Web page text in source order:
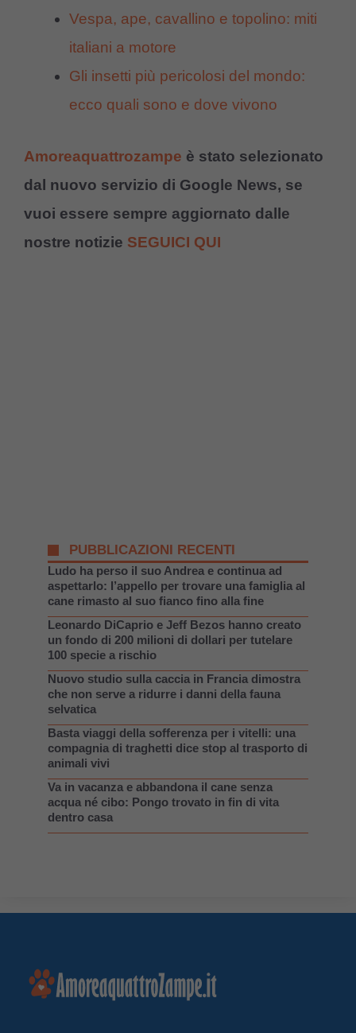
Vespa, ape, cavallino e topolino: miti
italiani a motore
Gli insetti più pericolosi del mondo:
ecco quali sono e dove vivono
Amoreaquattrozampe è stato selezionato
dal nuovo servizio di Google News, se
vuoi essere sempre aggiornato dalle
nostre notizie SEGUICI QUI
PUBBLICAZIONI RECENTI
Ludo ha perso il suo Andrea e continua ad
aspettarlo: l’appello per trovare una famiglia al
cane rimasto al suo fianco fino alla fine
Leonardo DiCaprio e Jeff Bezos hanno creato
un fondo di 200 milioni di dollari per tutelare
100 specie a rischio
Nuovo studio sulla caccia in Francia dimostra
che non serve a ridurre i danni della fauna
selvatica
Basta viaggi della sofferenza per i vitelli: una
compagnia di traghetti dice stop al trasporto di
animali vivi
Va in vacanza e abbandona il cane senza
acqua né cibo: Pongo trovato in fin di vita
dentro casa